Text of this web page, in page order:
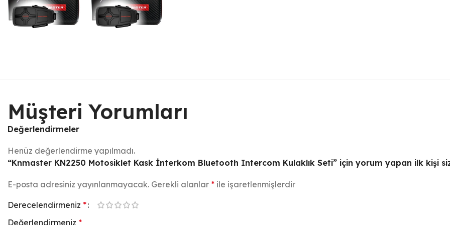
Müşteri Yorumları
Değerlendirmeler
Henüz değerlendirme yapılmadı.
“Knmaster KN2250 Motosiklet Kask İnterkom Bluetooth Intercom Kulaklık Seti” için yorum yapan ilk kişi
E-posta adresiniz yayınlanmayacak. Gerekli alanlar * ile işaretlenmişlerdir
Derecelendirmeniz *
Değerlendirmeniz *